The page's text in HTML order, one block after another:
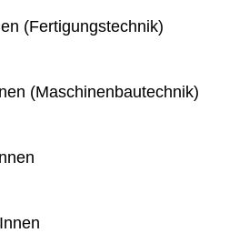
(Fertigungstechnik)
(Maschinenbautechnik)